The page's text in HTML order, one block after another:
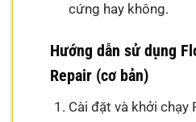
cứng hay không.
Hướng dẫn sử dụng
Repair (cơ bản)
Cài đặt và khởi chạy